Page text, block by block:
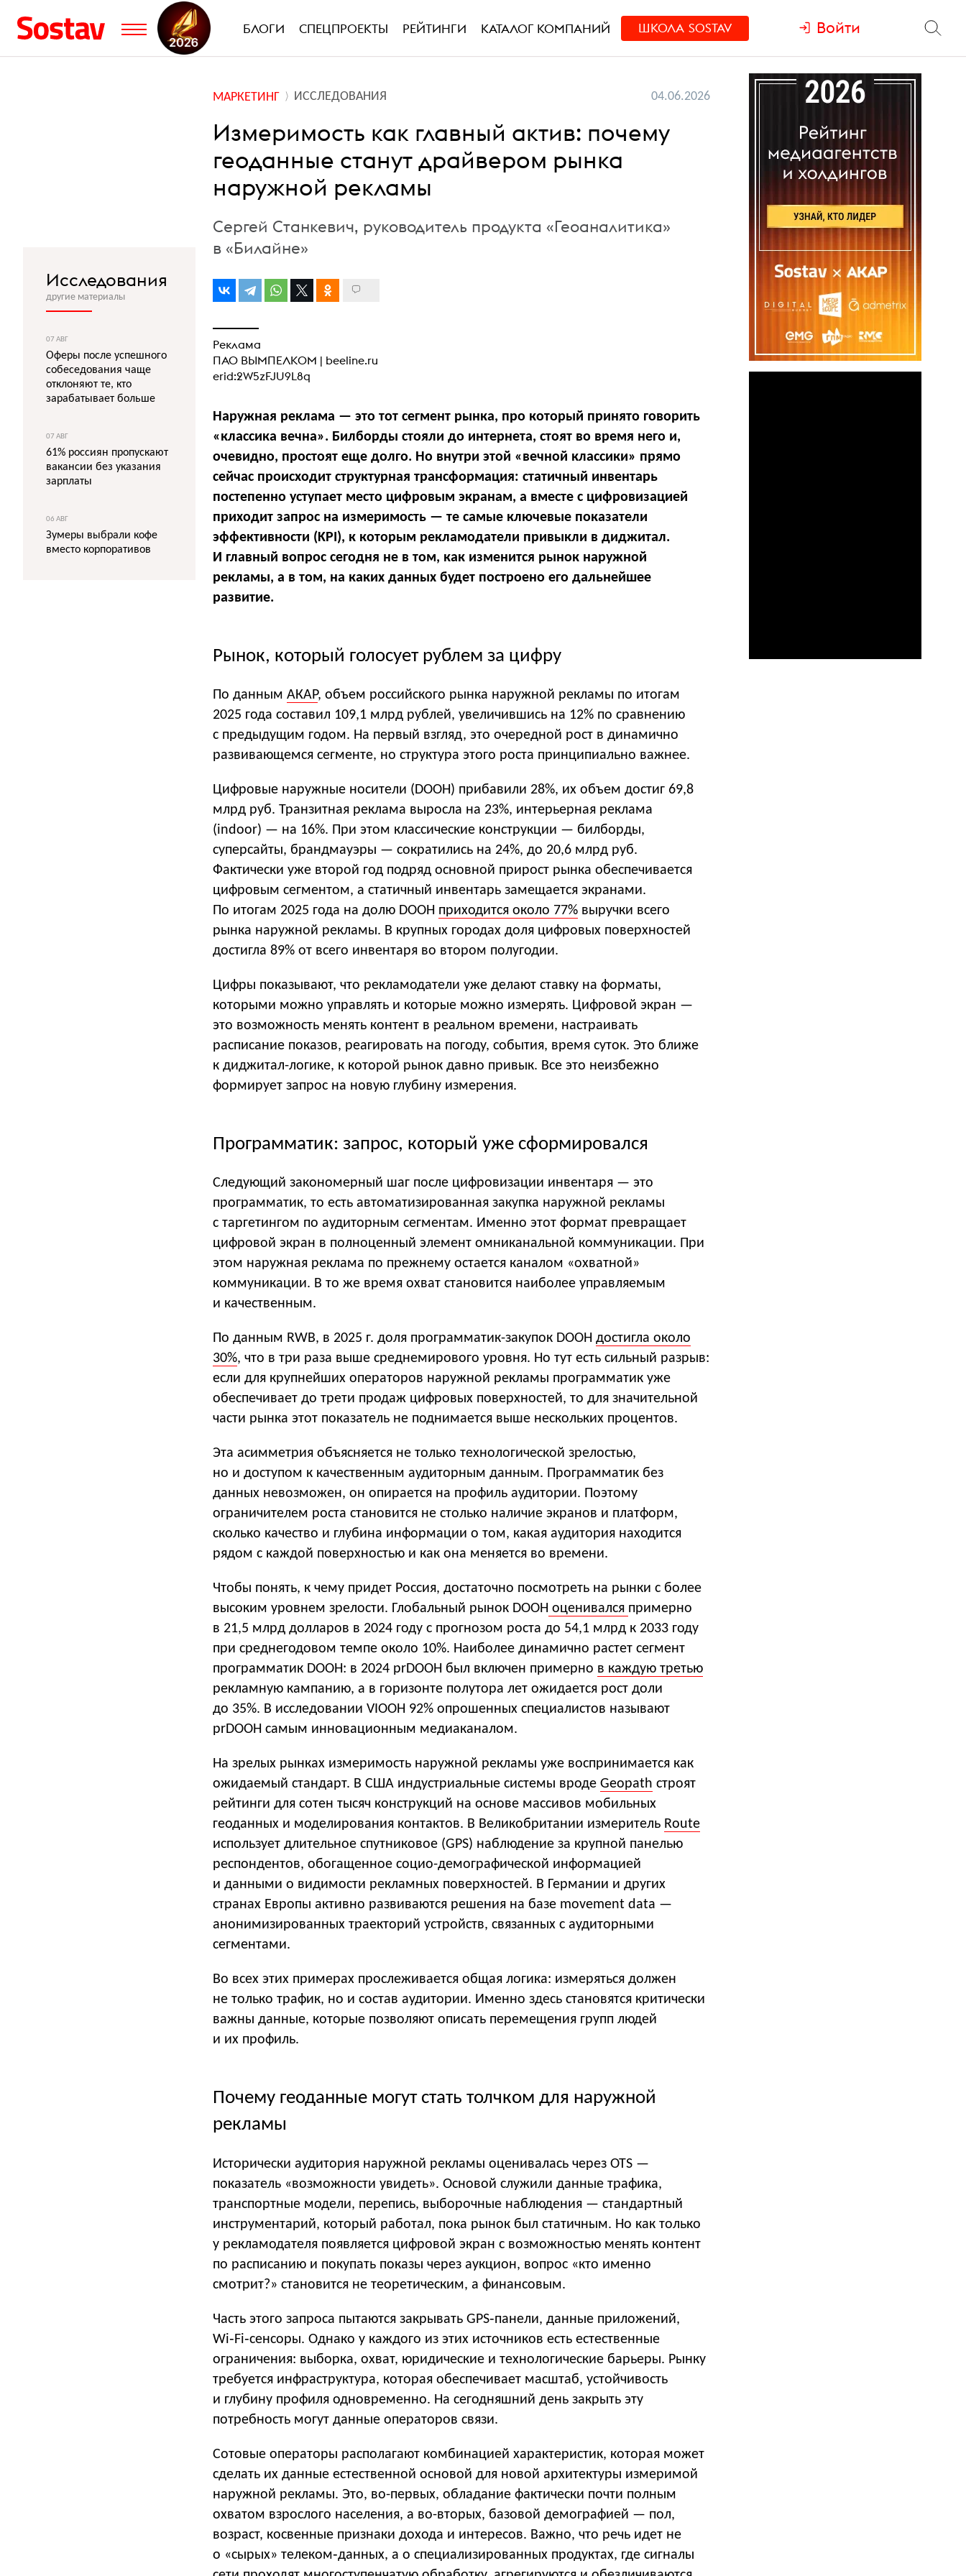
БЛОГИ СПЕЦПРОЕКТЫ РЕЙТИНГИ КАТАЛОГ КОМПАНИЙ ШКОЛА SOSTAV Войти
МАРКЕТИНГ ИССЛЕДОВАНИЯ 04.06.2026
Измеримость как главный актив: почему
геоданные станут драйвером рынка
наружной рекламы
Сергей Станкевич, руководитель продукта «Геоаналитика»
в «Билайне»
Реклама
ПАО ВЫМПЕЛКОМ | beeline.ru
erid:2W5zFJU9L8q
Наружная реклама — это тот сегмент рынка, про который принято говорить
«классика вечна». Билборды стояли до интернета, стоят во время него и,
очевидно, простоят еще долго. Но внутри этой «вечной классики» прямо
сейчас происходит структурная трансформация: статичный инвентарь
постепенно уступает место цифровым экранам, а вместе с цифровизацией
приходит запрос на измеримость — те самые ключевые показатели
эффективности (KPI), к которым рекламодатели привыкли в диджитал.
И главный вопрос сегодня не в том, как изменится рынок наружной
рекламы, а в том, на каких данных будет построено его дальнейшее
развитие.
Рынок, который голосует рублем за цифру
По данным АКАР, объем российского рынка наружной рекламы по итогам
2025 года составил 109,1 млрд рублей, увеличившись на 12% по сравнению
с предыдущим годом. На первый взгляд, это очередной рост в динамично
развивающемся сегменте, но структура этого роста принципиально важнее.
Цифровые наружные носители (DOOH) прибавили 28%, их объем достиг 69,8
млрд руб. Транзитная реклама выросла на 23%, интерьерная реклама
(indoor) — на 16%. При этом классические конструкции — билборды,
суперсайты, брандмауэры — сократились на 24%, до 20,6 млрд руб.
Фактически уже второй год подряд основной прирост рынка обеспечивается
цифровым сегментом, а статичный инвентарь замещается экранами.
По итогам 2025 года на долю DOOH приходится около 77% выручки всего
рынка наружной рекламы. В крупных городах доля цифровых поверхностей
достигла 89% от всего инвентаря во втором полугодии.
Цифры показывают, что рекламодатели уже делают ставку на форматы,
которыми можно управлять и которые можно измерять. Цифровой экран —
это возможность менять контент в реальном времени, настраивать
расписание показов, реагировать на погоду, события, время суток. Это ближе
к диджитал-логике, к которой рынок давно привык. Все это неизбежно
формирует запрос на новую глубину измерения.
Программатик: запрос, который уже сформировался
Следующий закономерный шаг после цифровизации инвентаря — это
программатик, то есть автоматизированная закупка наружной рекламы
с таргетингом по аудиторным сегментам. Именно этот формат превращает
цифровой экран в полноценный элемент омниканальной коммуникации. При
этом наружная реклама по прежнему остается каналом «охватной»
коммуникации. В то же время охват становится наиболее управляемым
и качественным.
По данным RWB, в 2025 г. доля программатик-закупок DOOH достигла около
30%, что в три раза выше среднемирового уровня. Но тут есть сильный разрыв:
если для крупнейших операторов наружной рекламы программатик уже
обеспечивает до трети продаж цифровых поверхностей, то для значительной
части рынка этот показатель не поднимается выше нескольких процентов.
Эта асимметрия объясняется не только технологической зрелостью,
но и доступом к качественным аудиторным данным. Программатик без
данных невозможен, он опирается на профиль аудитории. Поэтому
ограничителем роста становится не столько наличие экранов и платформ,
сколько качество и глубина информации о том, какая аудитория находится
рядом с каждой поверхностью и как она меняется во времени.
Чтобы понять, к чему придет Россия, достаточно посмотреть на рынки с более
высоким уровнем зрелости. Глобальный рынок DOOH оценивался примерно
в 21,5 млрд долларов в 2024 году с прогнозом роста до 54,1 млрд к 2033 году
при среднегодовом темпе около 10%. Наиболее динамично растет сегмент
программатик DOOH: в 2024 prDOOH был включен примерно в каждую третью
рекламную кампанию, а в горизонте полутора лет ожидается рост доли
до 35%. В исследовании VIOOH 92% опрошенных специалистов называют
prDOOH самым инновационным медиаканалом.
На зрелых рынках измеримость наружной рекламы уже воспринимается как
ожидаемый стандарт. В США индустриальные системы вроде Geopath строят
рейтинги для сотен тысяч конструкций на основе массивов мобильных
геоданных и моделирования контактов. В Великобритании измеритель Route
использует длительное спутниковое (GPS) наблюдение за крупной панелью
респондентов, обогащенное социо-демографической информацией
и данными о видимости рекламных поверхностей. В Германии и других
странах Европы активно развиваются решения на базе movement data —
анонимизированных траекторий устройств, связанных с аудиторными
сегментами.
Во всех этих примерах прослеживается общая логика: измеряться должен
не только трафик, но и состав аудитории. Именно здесь становятся критически
важны данные, которые позволяют описать перемещения групп людей
и их профиль.
Почему геоданные могут стать толчком для наружной
рекламы
Исторически аудитория наружной рекламы оценивалась через OTS —
показатель «возможности увидеть». Основой служили данные трафика,
транспортные модели, перепись, выборочные наблюдения — стандартный
инструментарий, который работал, пока рынок был статичным. Но как только
у рекламодателя появляется цифровой экран с возможностью менять контент
по расписанию и покупать показы через аукцион, вопрос «кто именно
смотрит?» становится не теоретическим, а финансовым.
Часть этого запроса пытаются закрывать GPS‑панели, данные приложений,
Wi‑Fi‑сенсоры. Однако у каждого из этих источников есть естественные
ограничения: выборка, охват, юридические и технологические барьеры. Рынку
требуется инфраструктура, которая обеспечивает масштаб, устойчивость
и глубину профиля одновременно. На сегодняшний день закрыть эту
потребность могут данные операторов связи.
Сотовые операторы располагают комбинацией характеристик, которая может
сделать их данные естественной основой для новой архитектуры измеримой
наружной рекламы. Это, во-первых, обладание фактически почти полным
охватом взрослого населения, а во-вторых, базовой демографией — пол,
возраст, косвенные признаки дохода и интересов. Важно, что речь идет не
о «сырых» телеком‑данных, а о специализированных продуктах, где сигналы
Исследования
другие материалы
07 АВГ
Оферы после успешного
собеседования чаще
отклоняют те, кто
зарабатывает больше
07 АВГ
61% россиян пропускают
вакансии без указания
зарплаты
06 АВГ
Зумеры выбрали кофе
вместо корпоративов